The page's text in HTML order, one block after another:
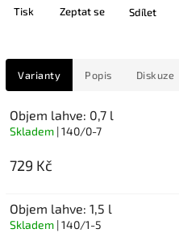
Tisk Zeptat se Sdílet
Varianty Popis Diskuze
Objem lahve: 0,7 l
Skladem | 140/0-7
729 Kč
Objem lahve: 1,5 l
Skladem | 140/1-5